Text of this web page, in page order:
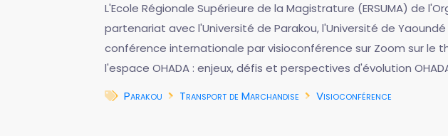
L'Ecole Régionale Supérieure de la Magistrature (ERSUMA) de
partenariat avec l'Université de Parakou, l'Université de Yaoundé
conférence internationale par visioconférence sur Zoom sur le
l'espace OHADA : enjeux, défis et perspectives d'évolution
Parakou
Transport de Marchandise Visioconférence